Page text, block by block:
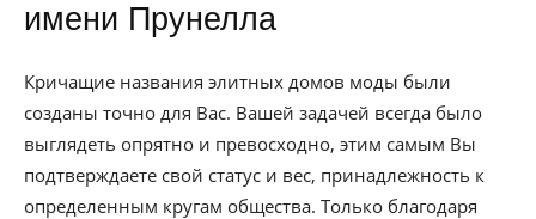
имени Прунелла
Кричащие названия элитных домов моды были
созданы точно для Вас. Вашей задачей всегда было
выглядеть опрятно и превосходно, этим самым Вы
подтверждаете свой статус и вес, принадлежность к
определенным кругам общества. Только благодаря